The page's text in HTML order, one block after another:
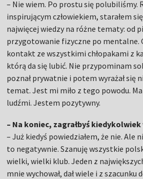
– Nie wiem. Po prostu się polubiliśmy.
inspirującym człowiekiem, starałem
najwięcej wiedzy na różne tematy: od
przygotowanie fizyczne po mentalne.
kontakt ze wszystkimi chłopakami z
którą da się lubić. Nie przypominam
poznał prywatnie i potem wyrażał się
temat. Jest mi miło z tego powodu.
ludźmi. Jestem pozytywny.
– Na koniec, zagrałbyś kiedykolwiek
– Już kiedyś powiedziałem, że nie. Ale
to negatywnie. Szanuję wszystkie
wielki, wielki klub. Jeden z
mnie wychował, dał wiele i z szacunku